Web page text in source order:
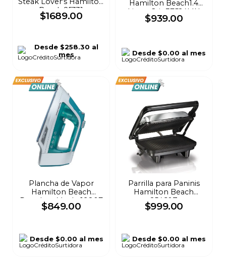
Beach 25331
$1689.00
Desde $258.30 al
mes
Hamilton Beach1.4
Litros Gris 37524MN
$939.00
Desde $0.00 al mes
Plancha de Vapor
Hamilton Beach
Durathon Verde 19807
$849.00
Desde$0.00 al mes
Parrilla para Paninis
Hamilton Beach
25460Z
$999.00
Desde $0.00 al mes